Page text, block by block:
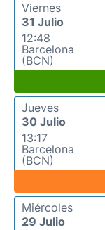
Viernes
31 Julio
12:48
Barcelona
(BCN)
Jueves
30 Julio
13:17
Barcelona
(BCN)
Miércoles
29 Julio